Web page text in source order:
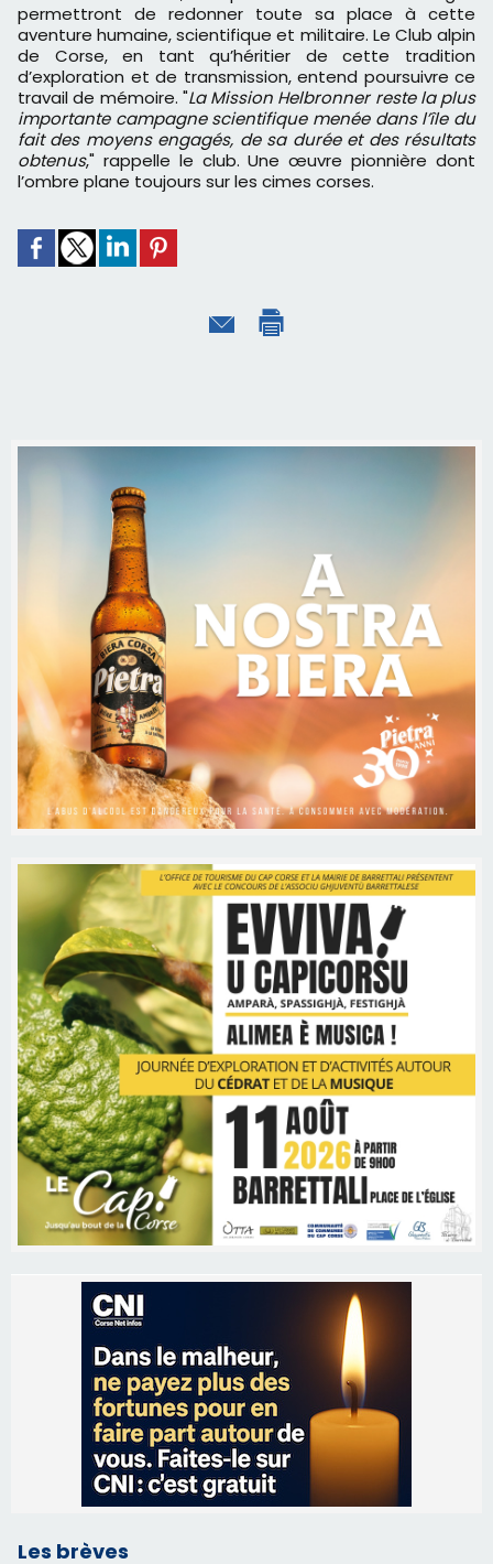
permettront de redonner toute sa place à cette
aventure humaine, scientifique et militaire. Le Club alpin
de Corse, en tant qu’héritier de cette tradition
d’exploration et de transmission, entend poursuivre ce
travail de mémoire. "La Mission Helbronner reste la plus
importante campagne scientifique menée dans l’île du
fait des moyens engagés, de sa durée et des résultats
obtenus," rappelle le club. Une œuvre pionnière dont
l’ombre plane toujours sur les cimes corses.
Les brèves
06/08/2026 15:57
Ucciani – Marché des producteurs à Cruculi le
06/08/2026 15:25
Corte – L’association A Nuciola organise une